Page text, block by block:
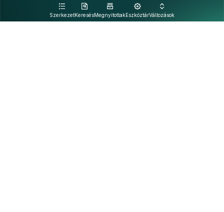
SzerkezetKeresésMegnyitottakEszköztárVáltozások
kattintva olvashat.